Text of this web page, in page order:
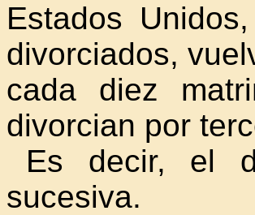
Estados
divorciados,
cada diez
divorcian por
Es decir, el
sucesiva.